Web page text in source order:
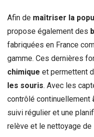
Afin de maîtriser la
propose également des
fabriquées en France
gamme. Ces dernières
chimique et permettent
les souris. Avec les
contrôlé continuellement
suivi régulier et une
relève et le nettoyage de